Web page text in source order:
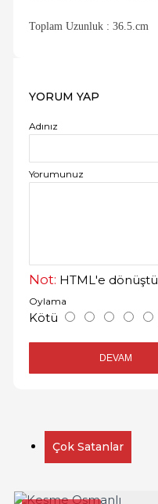
Toplam Uzunluk : 36.5.cm
YORUM YAP
Adınız
Yorumunuz
Not: HTML'e
Oylama
Kötü
DEVAM
Çok Satanlar